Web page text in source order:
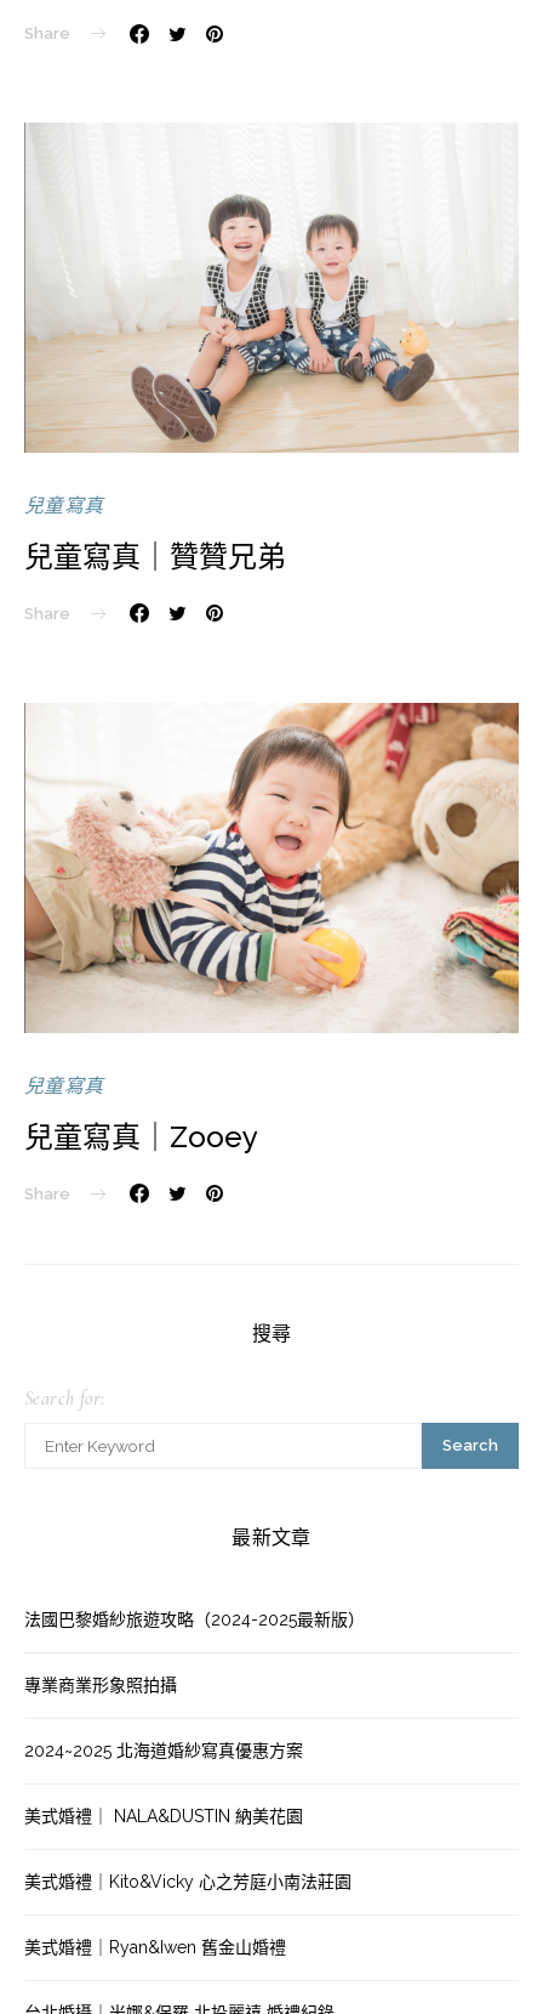
Share
兒童寫真
兒童寫真｜贊贊兄弟
Share
兒童寫真
兒童寫真｜Zooey
Share
搜尋
Search for:
Search
最新文章
法國巴黎婚紗旅遊攻略（2024-2025最新版）
專業商業形象照拍攝
2024~2025 北海道婚紗寫真優惠方案
美式婚禮｜ NALA&DUSTIN 納美花園
美式婚禮｜Kito&Vicky 心之芳庭小南法莊園
美式婚禮｜Ryan&Iwen 舊金山婚禮